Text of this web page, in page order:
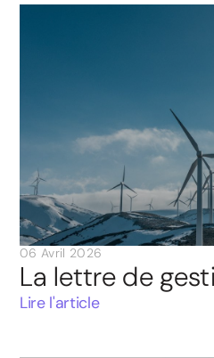
06 Avril 2026
La lettre de
Lire l'article